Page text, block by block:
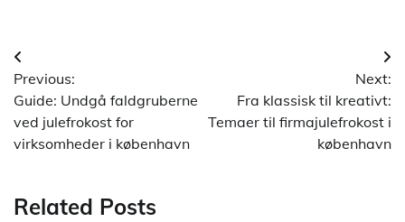
Indlægsnavigation
Previous:
Guide: Undgå faldgruberne
ved julefrokost for
virksomheder i københavn
Next:
Fra klassisk til kreativt:
Temaer til firmajulefrokost i
københavn
Related Posts